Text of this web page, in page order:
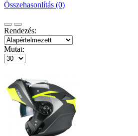
Összehasonlítás (0)
Rendezés:
Mutat: